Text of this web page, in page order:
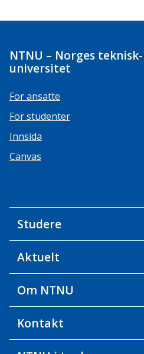
NTNU – Norges
universitet
For ansatte
For studenter
Innsida
Canvas
Studere
Aktuelt
Om NTNU
Kontakt